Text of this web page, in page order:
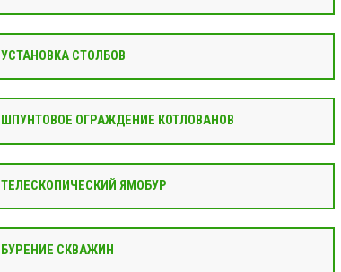
УСТАНОВКА СТОЛБОВ
ШПУНТОВОЕ ОГРАЖДЕНИЕ КОТЛОВАНОВ
ТЕЛЕСКОПИЧЕСКИЙ ЯМОБУР
БУРЕНИЕ СКВАЖИН